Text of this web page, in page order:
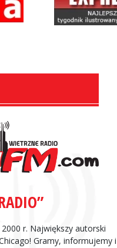
r. Największy autorski
Gramy, informujemy i
Sport Polonijny
Zbigniew Wojewnik: